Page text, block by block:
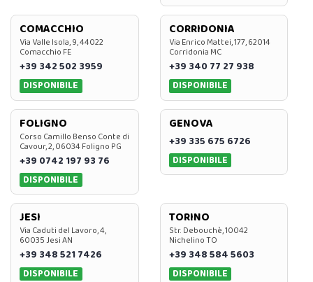
COMACCHIO
Via Valle Isola, 9, 44022
Comacchio FE
+39 342 502 3959
DISPONIBILE
CORRIDONIA
Via Enrico Mattei, 177, 62014
Corridonia MC
+39 340 77 27 938
DISPONIBILE
FOLIGNO
Corso Camillo Benso Conte di
Cavour, 2, 06034 Foligno PG
+39 0742 197 93 76
DISPONIBILE
GENOVA
+39 335 675 6726
DISPONIBILE
JESI
Via Caduti del Lavoro, 4,
60035 Jesi AN
+39 348 521 7426
DISPONIBILE
TORINO
Str. Debouchè, 10042
Nichelino TO
+39 348 584 5603
DISPONIBILE